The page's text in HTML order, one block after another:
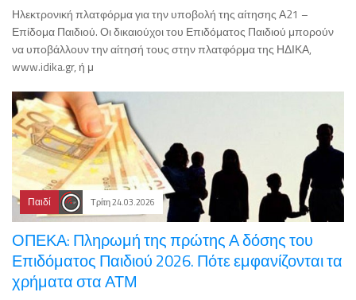
Ηλεκτρονική πλατφόρμα για την υποβολή της αίτησης Α21 –
Επίδομα Παιδιού. Οι δικαιούχοι του Επιδόματος Παιδιού μπορούν
να υποβάλλουν την αίτησή τους στην πλατφόρμα της ΗΔΙΚΑ,
www.idika.gr, ή μ
Παιδί Τρίτη 24.03.2026
ΟΠΕΚΑ: Πληρωμή της πρώτης Α δόσης του
Επιδόματος Παιδιού 2026. Πότε εμφανίζονται τα
χρήματα στα ΑΤΜ